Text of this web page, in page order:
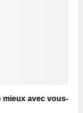
mieux avec vous-